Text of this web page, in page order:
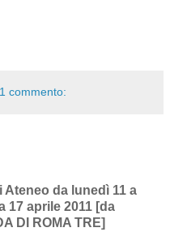
1 commento:
Ateneo da lunedì 11 a
17 aprile 2011 [da
DI ROMA TRE]